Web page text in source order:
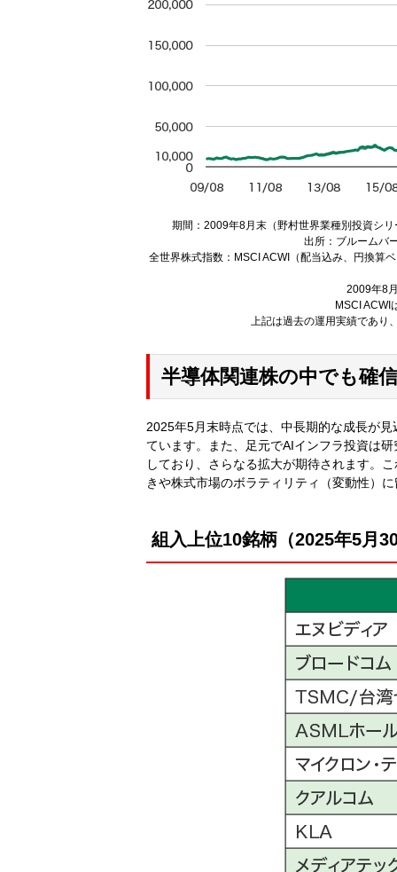
期間：2009年8月末（野村世界業種別投資シ
出所：ブルームバ
全世界株式指数：MSCI ACWI（配当込み、円換算
2009年8
MSCI ACWI
上記は過去の運用実績であ
半導体関連株の中でも確
2025年5月末時点では、中長期的な成長が
ています。また、足元でAIインフラ投資は
しており、さらなる拡大が期待されます。
きや株式市場のボラティリティ（変動性）
組入上位10銘柄（2025年5月